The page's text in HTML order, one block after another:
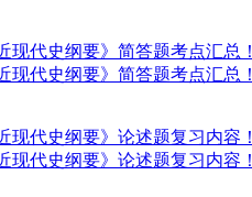
现代史纲要》简答题考点汇总！
现代史纲要》简答题考点汇总！
现代史纲要》论述题复习内容！
现代史纲要》论述题复习内容！